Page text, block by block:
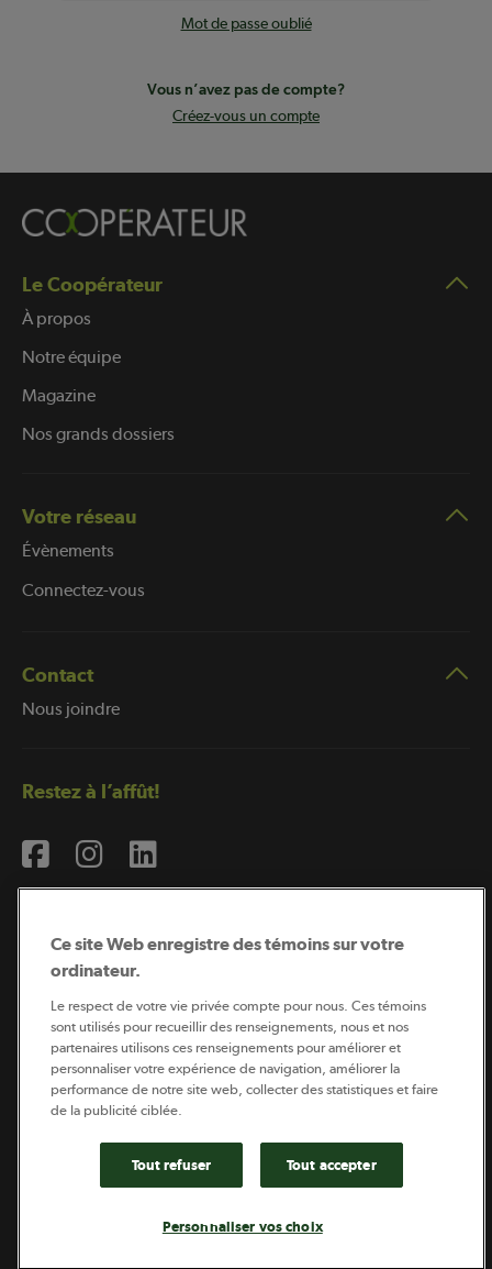
Mot de passe oublié
Vous n’avez pas de compte?
Créez-vous un compte
Le Coopérateur
À propos
Notre équipe
Magazine
Nos grands dossiers
Votre réseau
Évènements
Connectez-vous
Contact
Nous joindre
Restez à l’affût!
Coopérateur est publié par Sollio Groupe Coopératif.
Il est l’outil d’information de la coopération agricole
québécoise.
Ce site Web enregistre des témoins sur votre
ordinateur.
Le respect de votre vie privée compte pour nous. Ces témoins
sont utilisés pour recueillir des renseignements, nous et nos
partenaires utilisons ces renseignements pour améliorer et
personnaliser votre expérience de navigation, améliorer la
performance de notre site web, collecter des statistiques et faire
de la publicité ciblée.
Tout refuser Tout accepter
Personnaliser vos choix